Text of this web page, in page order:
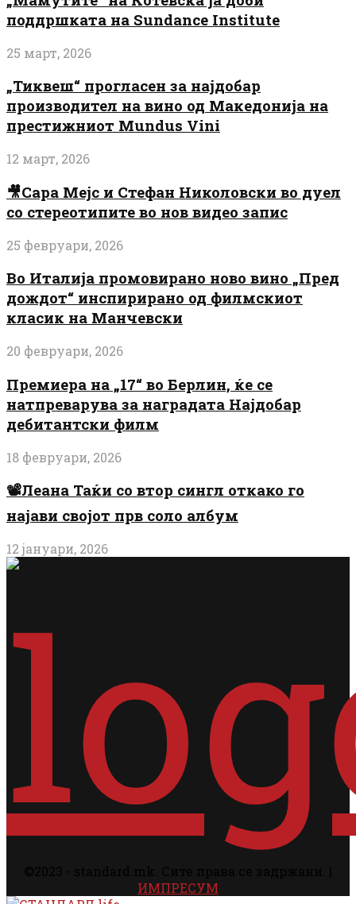
поддршката на Sundance Institute
25 март, 2026
„Тиквеш“ прогласен за најдобар
производител на вино од Македонија на
престижниот Mundus Vini
12 март, 2026
🎥Сара Мејс и Стефан Николовски во дуел
со стереотипите во нов видео запис
25 февруари, 2026
Во Италија промовирано ново вино „Пред
дождот“ инспирирано од филмскиот
класик на Манчевски
20 февруари, 2026
Премиера на „17“ во Берлин, ќе се
натпреварува за наградата Најдобар
дебитантски филм
18 февруари, 2026
📽️Леана Таќи со втор сингл откако го
најави својот прв соло албум
12 јануари, 2026
ИМПРЕСУМ